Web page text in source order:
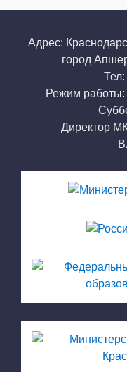
Адрес:
город
Режим работы:
Директор